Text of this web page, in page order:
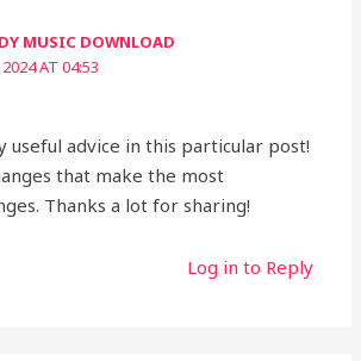
MUSIC DOWNLOAD
2024 AT 04:53
useful advice in this particular post!
that make the most
Thanks a lot for sharing!
Log in to Reply